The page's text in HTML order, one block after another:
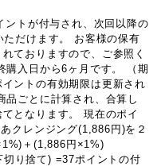
ントが付与され、次回以降の
だけます。 お客様の保有
ておりますので、ご参照く
購入日から6ヶ月です。 （期
ントの有効期限は更新され
ごとに計算され、合算し
となります。 現在のポイ
クレンジング(1,886円)を２
＋(1,886円×1%)
り捨て) =37ポイントの付